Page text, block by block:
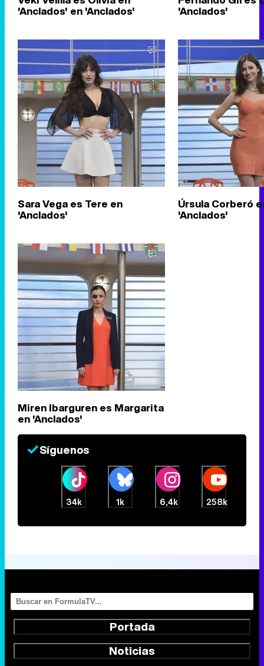
'Anclados' en 'Anclados' 'Anclados'
Sara Vega es Tere en
'Anclados'
Úrsula Corberó
'Anclados'
Miren Ibarguren es Margarita
en 'Anclados'
Síguenos
34k 1k 6,4k 258k
Portada
Noticias